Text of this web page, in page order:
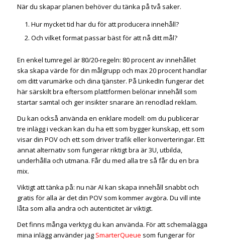
När du skapar planen behöver du tänka på två saker.
Hur mycket tid har du för att producera innehåll?
Och vilket format passar bäst för att nå ditt mål?
En enkel tumregel är 80/20-regeln: 80 procent av innehållet
ska skapa värde för din målgrupp och max 20 procent handlar
om ditt varumärke och dina tjänster. På LinkedIn fungerar det
här särskilt bra eftersom plattformen belönar innehåll som
startar samtal och ger insikter snarare än renodlad reklam.
Du kan också använda en enklare modell: om du publicerar
tre inlägg i veckan kan du ha ett som bygger kunskap, ett som
visar din POV och ett som driver trafik eller konverteringar. Ett
annat alternativ som fungerar riktigt bra är 3U, utbilda,
underhålla och utmana. Får du med alla tre så får du en bra
mix.
Viktigt att tänka på: nu när AI kan skapa innehåll snabbt och
gratis för alla är det din POV som kommer avgöra. Du vill inte
låta som alla andra och autenticitet är viktigt.
Det finns många verktyg du kan använda. För att schemalägga
mina inlägg använder jag SmarterQueue som fungerar för